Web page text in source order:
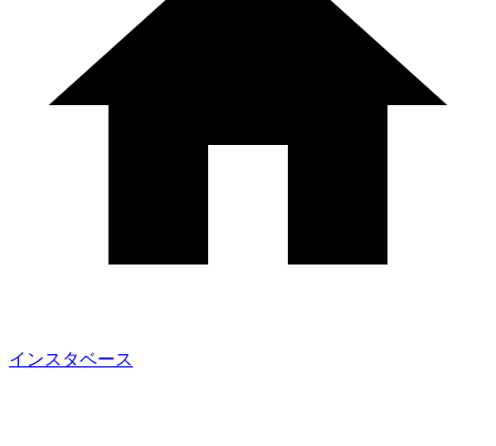
インスタベース